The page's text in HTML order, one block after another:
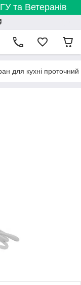
та Ветеранів
для кухні